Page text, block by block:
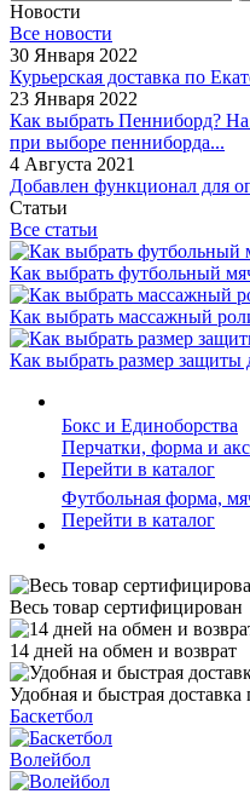
Новости
Все новости
30 Января 2022
Курьерская доставка по
23 Января 2022
Как выбрать Пенниборд? На
при выборе пенниборда...
4 Августа 2021
Добавлен функционал для
Статьи
Все статьи
Как выбрать футбольный
Как выбрать массажный
Как выбрать размер защиты
Бокс и Единоборства
Перчатки, форма и
Перейти в каталог
Футбольная форма,
Перейти в каталог
Весь товар сертифицирован
14 дней на обмен и возврат
Удобная и быстрая доставка
Баскетбол
Волейбол